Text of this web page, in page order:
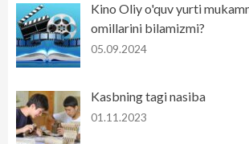
Kino Oliy o'quv yurti
omillarini bilamizmi?
05.09.2024
Kasbning tagi nasiba
01.11.2023